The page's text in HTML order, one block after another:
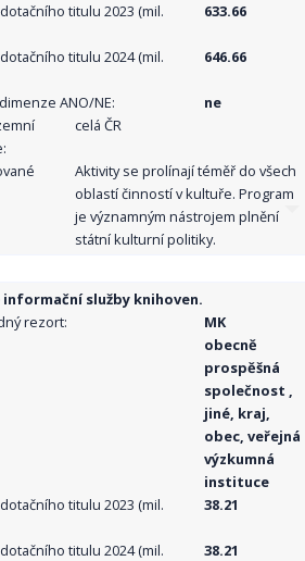
titulu 2023 (mil.
633.66
titulu 2024 (mil.
646.66
ANO/NE:
ne
celá ČR
Aktivity se prolínají téměř do všech
oblastí činností v kultuře. Program
je významným nástrojem plnění
státní kulturní politiky.
informační služby knihoven.
rezort:
MK
obecně
prospěšná
společnost ,
jiné, kraj,
obec, veřejná
výzkumná
instituce
titulu 2023 (mil.
38.21
titulu 2024 (mil.
38.21